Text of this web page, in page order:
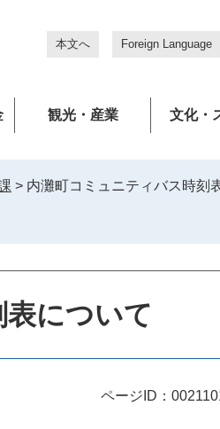
本文へ Foreign Language
観光・産業 文化・
> 内灘町コミュニティバス時刻
について
ページID：